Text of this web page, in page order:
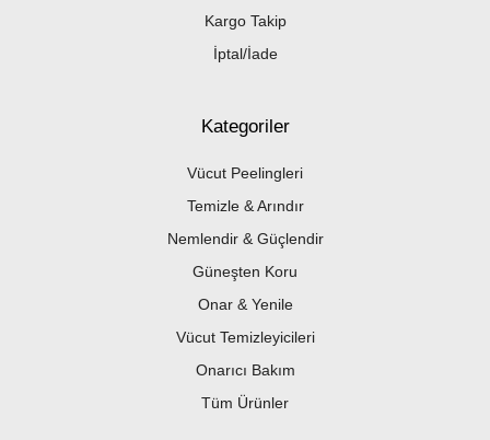
Kargo Takip
İptal/İade
Kategoriler
Vücut Peelingleri
Temizle & Arındır
Nemlendir & Güçlendir
Güneşten Koru
Onar & Yenile
Vücut Temizleyicileri
Onarıcı Bakım
Tüm Ürünler